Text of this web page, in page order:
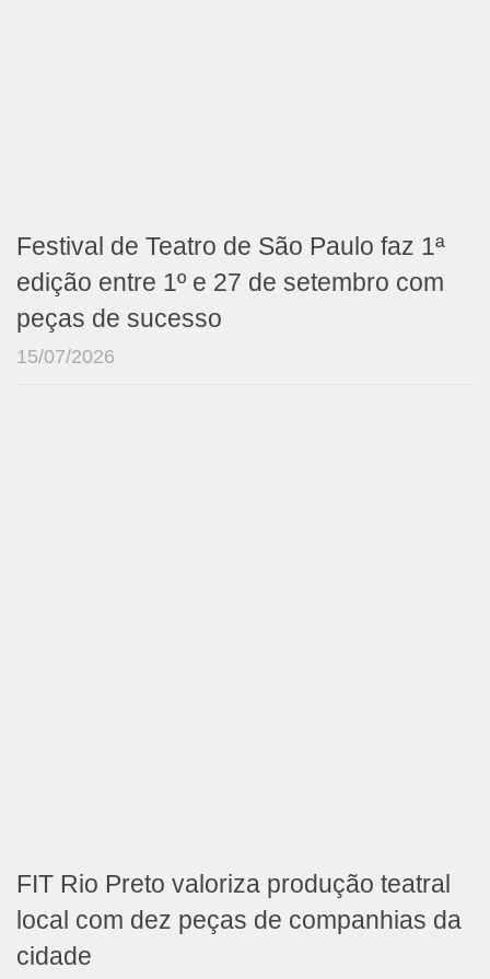
Festival de Teatro de São Paulo faz 1ª
edição entre 1º e 27 de setembro com
peças de sucesso
15/07/2026
FIT Rio Preto valoriza produção teatral
local com dez peças de companhias da
cidade